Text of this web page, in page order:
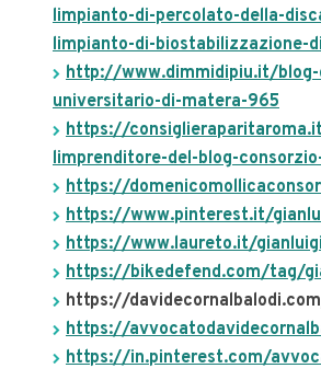
limpianto-di-percolato-della-
limpianto-di-biostabilizzazione-
http://www.dimmidipiu.it/blog-
universitario-di-matera-965
https://
limprenditore-del-blog-
https://
https://www.pinterest.it/
https://www.laureto.it/
https://bikedefend.com/tag/
https://
https://
https://in.pinterest.com/